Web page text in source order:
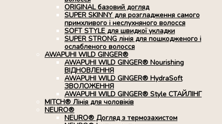
ORIGINAL базовий догляд
SUPER SKINNY для розгладження самого
примхливого і неслухняного волосся
SOFT STYLE для швидкої укладки
SUPER STRONG лінія для пошкодженого і
ослабленого волосся
AWAPUHI WILD GINGER®
AWAPUHI WILD GINGER® Nourishing
ВІДНОВЛЕННЯ
AWAPUHI WILD GINGER® HydraSoft
ЗВОЛОЖЕННЯ
AWAPUHI WILD GINGER® Style СТАЙЛІНГ
MITCH® Лінія для чоловіків
NEURO®
NEURO® Догляд з термозахистом